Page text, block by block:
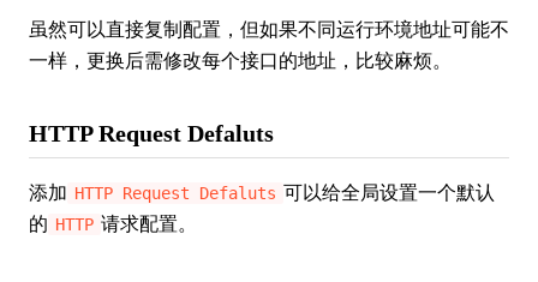
虽然可以直接复制配置，但如果不同运行环境地址可能不
一样，更换后需修改每个接口的地址，比较麻烦。
HTTP Request Defaluts
添加 HTTP Request Defaluts 可以给全局设置一个默认
的 HTTP 请求配置。